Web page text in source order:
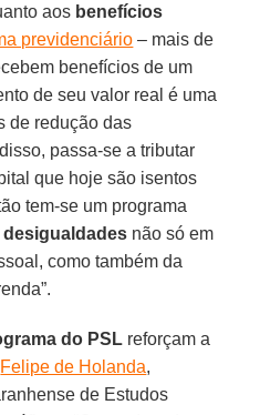
aos benefícios
previdenciário – mais de
benefícios de um
de seu valor real é uma
de redução das
passa-se a tributar
que hoje são isentos
tem-se um programa
desigualdades não só em
como também da
do PSL reforçam a
Felipe de Holanda,
de Estudos